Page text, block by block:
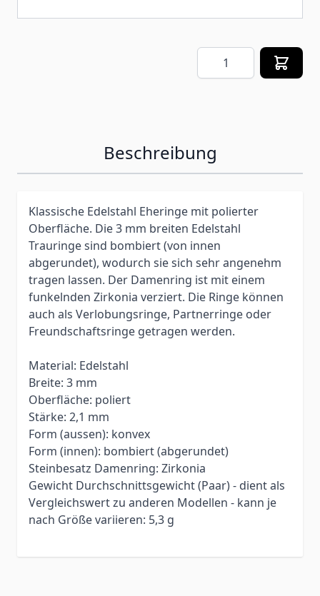
Menge
Beschreibung
Klassische Edelstahl Eheringe mit polierter
Oberfläche. Die 3 mm breiten Edelstahl
Trauringe sind bombiert (von innen
abgerundet), wodurch sie sich sehr angenehm
tragen lassen. Der Damenring ist mit einem
funkelnden Zirkonia verziert. Die Ringe können
auch als Verlobungsringe, Partnerringe oder
Freundschaftsringe getragen werden.
Material: Edelstahl
Breite: 3 mm
Oberfläche: poliert
Stärke: 2,1 mm
Form (aussen): konvex
Form (innen): bombiert (abgerundet)
Steinbesatz Damenring: Zirkonia
Gewicht Durchschnittsgewicht (Paar) - dient als
Vergleichswert zu anderen Modellen - kann je
nach Größe variieren: 5,3 g